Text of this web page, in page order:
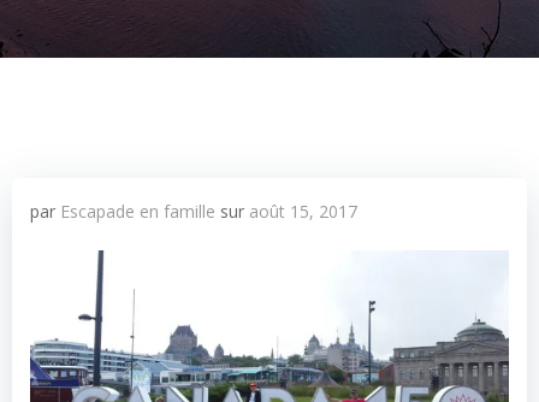
par Escapade en famille sur août 15, 2017